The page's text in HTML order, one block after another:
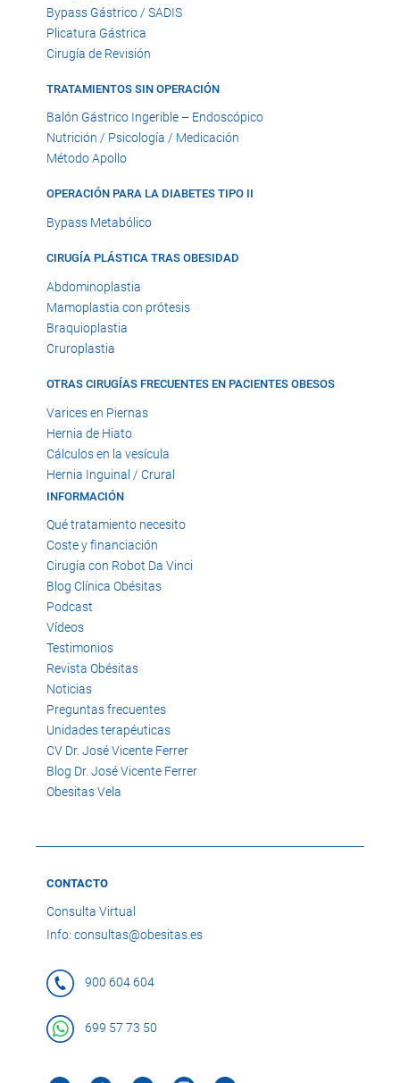
Bypass Gástrico / SADIS
Plicatura Gástrica
Cirugía de Revisión
TRATAMIENTOS SIN OPERACIÓN
Balón Gástrico Ingerible – Endoscópico
Nutrición / Psicología / Medicación
Método Apollo
OPERACIÓN PARA LA DIABETES TIPO II
Bypass Metabólico
CIRUGÍA PLÁSTICA TRAS OBESIDAD
Abdominoplastia
Mamoplastia con prótesis
Braquioplastia
Cruroplastia
OTRAS CIRUGÍAS FRECUENTES EN PACIENTES OBESOS
Varices en Piernas
Hernia de Hiato
Cálculos en la vesícula
Hernia Inguinal / Crural
INFORMACIÓN
Qué tratamiento necesito
Coste y financiación
Cirugía con Robot Da Vinci
Blog Clínica Obésitas
Podcast
Vídeos
Testimonios
Revista Obésitas
Noticias
Preguntas frecuentes
Unidades terapéuticas
CV Dr. José Vicente Ferrer
Blog Dr. José Vicente Ferrer
Obesitas Vela
CONTACTO
Consulta Virtual
Info: consultas@obesitas.es
900 604 604
699 57 73 50